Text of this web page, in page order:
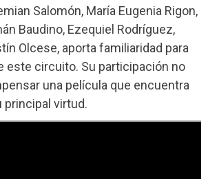
Salomón, María Eugenia Rigon,
Baudino, Ezequiel Rodríguez,
Olcese, aporta familiaridad para
este circuito. Su participación no
una película que encuentra
principal virtud.